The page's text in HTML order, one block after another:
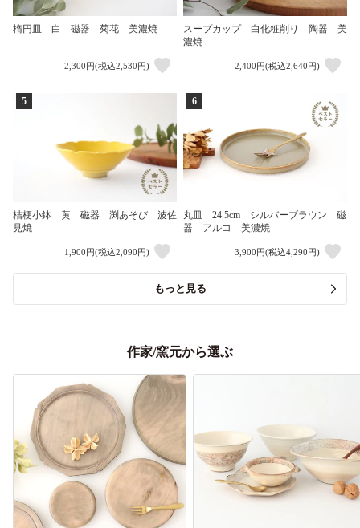
楕円皿 白 磁器 菊花 美濃焼
2,300円(税込2,530円)
スープカップ 白化粧削り 陶器 美
濃焼
2,400円(税込2,640円)
5
桔梗小鉢 黄 磁器 渕あそび 波佐
見焼
1,900円(税込2,090円)
6
丸皿 24.5cm シルバーブラウン 磁
器 アルコ 美濃焼
3,900円(税込4,290円)
もっと見る
作家/窯元から選ぶ